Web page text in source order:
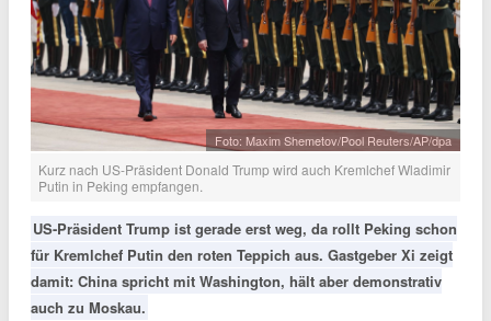
Foto: Maxim Shemetov/Pool Reuters/AP/dpa
Kurz nach US-Präsident Donald Trump wird auch Kremlchef Wladimir
Putin in Peking empfangen.
US-Präsident Trump ist gerade erst weg, da rollt Peking schon
für Kremlchef Putin den roten Teppich aus. Gastgeber Xi zeigt
damit: China spricht mit Washington, hält aber demonstrativ
auch zu Moskau.